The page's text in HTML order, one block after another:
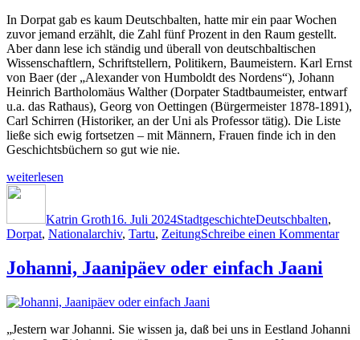
In Dorpat gab es kaum Deutschbalten, hatte mir ein paar Wochen
zuvor jemand erzählt, die Zahl fünf Prozent in den Raum gestellt.
Aber dann lese ich ständig und überall von deutschbaltischen
Wissenschaftlern, Schriftstellern, Politikern, Baumeistern. Karl Ernst
von Baer (der „Alexander von Humboldt des Nordens“), Johann
Heinrich Bartholomäus Walther (Dorpater Stadtbaumeister, entwarf
u.a. das Rathaus), Georg von Oettingen (Bürgermeister 1878-1891),
Carl Schirren (Historiker, an der Uni als Professor tätig). Die Liste
ließe sich ewig fortsetzen – mit Männern, Frauen finde ich in den
Geschichtsbüchern so gut wie nie.
„Das
Archiv“
weiterlesen
Katrin Groth16. Juli 2024StadtgeschichteDeutschbalten,
Dorpat, Nationalarchiv, Tartu, ZeitungSchreibe einen Kommentarzu
Johanni, Jaanipäev oder einfach Jaani
„Jestern war Johanni. Sie wissen ja, daß bei uns in Eestland Johanni